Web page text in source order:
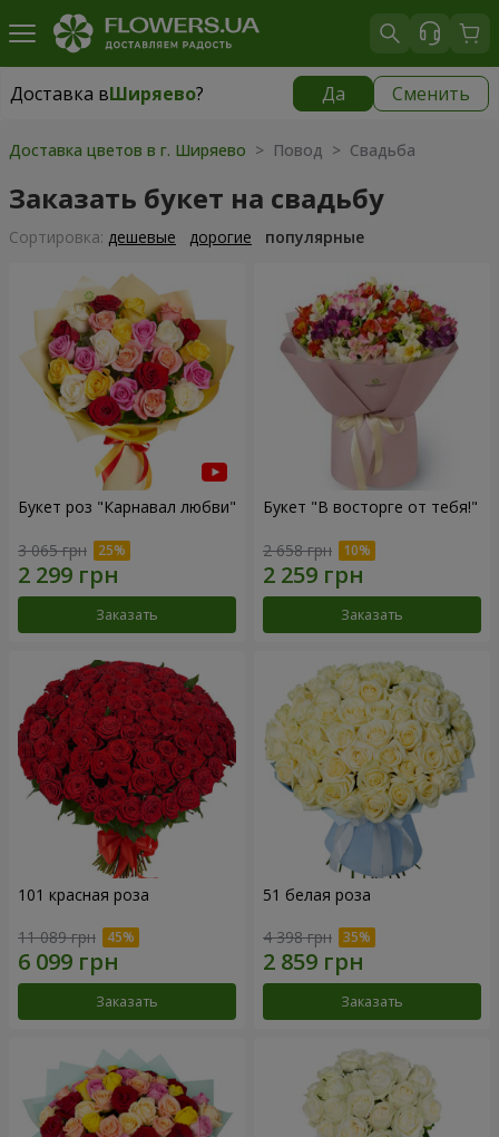
Доставка вШиряево? Да Сменить
Доставка вШиряево|
Доставка цветов в г. Ширяево > Повод > Свадьба
Заказать букет на свадьбу
Cортировка: дешевые дорогие популярные
Букет роз "Карнавал любви"
3 065 грн
Заказать
Букет "В восторге от тебя!"
2 658 грн
Заказать
101 красная роза
11 089 грн
Заказать
51 белая роза
4 398 грн
Заказать